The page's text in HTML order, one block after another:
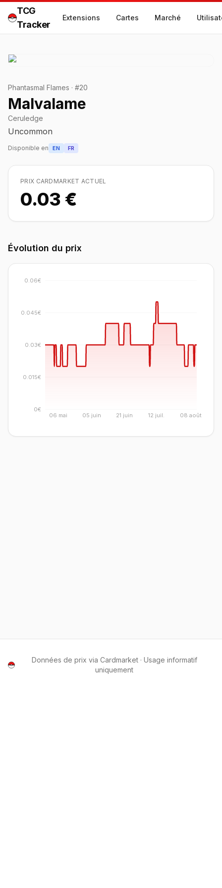
TCG
Tracker
Extensions Cartes Marché
Phantasmal Flames · #20
Malvalame
Ceruledge
Uncommon
Disponible en EN FR
PRIX CARDMARKET ACTUEL
0.03 €
Évolution du prix
06 mai 05 juin 21 juin 12 juil. 08 août
0€
0.015€
0.03€
0.045€
0.06€
Données de prix via Cardmarket · Usage informatif
uniquement